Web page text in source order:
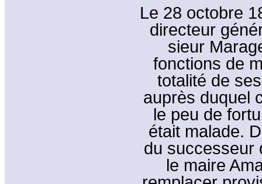
Le 28 octobre
directeur
sieur
fonctions de
totalité de
auprès duquel
le peu de
était malade.
du successeur
le maire